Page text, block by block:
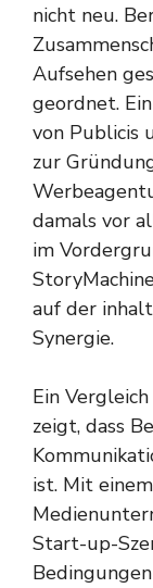
nicht neu.
Aufsehen
geordnet.
von Publicis
zur
damals vor
im
auf der
Synergie.
Ein
zeigt, dass
ist. Mit
Start-up-